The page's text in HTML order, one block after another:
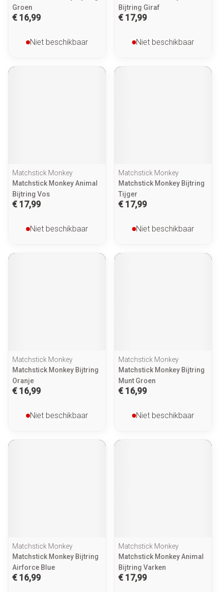
Groen
€ 16,99
Niet beschikbaar
Bijtring Giraf
€ 17,99
Niet beschikbaar
Matchstick Monkey
Matchstick Monkey Animal
Bijtring Vos
€ 17,99
Niet beschikbaar
Matchstick Monkey
Matchstick Monkey Bijtring
Tijger
€ 17,99
Niet beschikbaar
Matchstick Monkey
Matchstick Monkey Bijtring
Oranje
€ 16,99
Niet beschikbaar
Matchstick Monkey
Matchstick Monkey Bijtring
Munt Groen
€ 16,99
Niet beschikbaar
Matchstick Monkey
Matchstick Monkey Bijtring
Airforce Blue
€ 16,99
Matchstick Monkey
Matchstick Monkey Animal
Bijtring Varken
€ 17,99